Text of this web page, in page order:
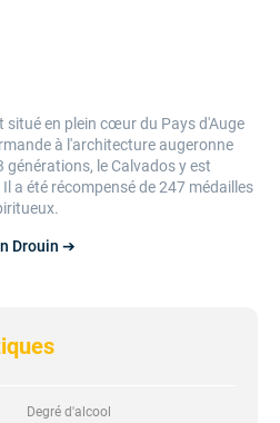
Degré d'alcool
situé en plein cœur du Pays d'Auge
à l'architecture augeronne
générations, le Calvados y est
a été récompensé de 247 médailles
Drouin ➔